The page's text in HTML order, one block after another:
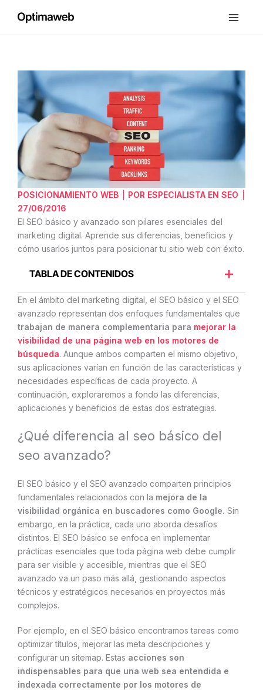
contenido
SEO
básico
y
SEO
avanzado:
¿Cual
aplicar?
POSICIONAMIENTO WEB POR ESPECIALISTA EN SEO
27/06/2016
El SEO básico y avanzado son pilares esenciales del
marketing digital. Aprende sus diferencias, beneficios y
cómo usarlos juntos para posicionar tu sitio web con éxito.
TABLA DE CONTENIDOS
En el ámbito del marketing digital, el SEO básico y el SEO
avanzado representan dos enfoques fundamentales que
trabajan de manera complementaria para mejorar la
visibilidad de una página web en los motores de
búsqueda. Aunque ambos comparten el mismo objetivo,
sus aplicaciones varían en función de las características y
necesidades específicas de cada proyecto. A
continuación, exploraremos a fondo las diferencias,
aplicaciones y beneficios de estas dos estrategias.
¿Qué diferencia al seo básico del
seo avanzado?
El SEO básico y el SEO avanzado comparten principios
fundamentales relacionados con la mejora de la
visibilidad orgánica en buscadores como Google. Sin
embargo, en la práctica, cada uno aborda desafíos
distintos. El SEO básico se enfoca en implementar
prácticas esenciales que toda página web debe cumplir
para ser visible y accesible, mientras que el SEO
avanzado va un paso más allá, gestionando aspectos
técnicos y estratégicos necesarios en proyectos más
complejos.
Por ejemplo, en el SEO básico encontramos tareas como
optimizar títulos, mejorar las meta descripciones y
configurar un sitemap. Estas acciones son
indispensables para que una web sea entendida e
indexada correctamente por los motores de